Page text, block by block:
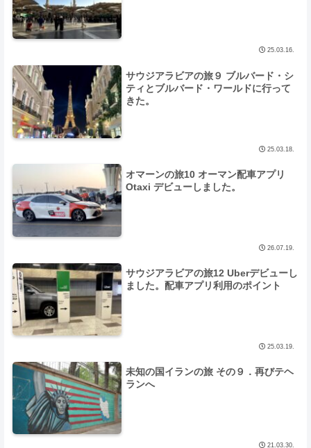
25.03.16.
サウジアラビアの旅９ ブルバード・シ
ティとブルバード・ワールドに行って
きた。
25.03.18.
オマーンの旅10 オーマン配車アプリ
Otaxi デビューしました。
26.07.19.
サウジアラビアの旅12 Uberデビューし
ました。配車アプリ利用のポイント
25.03.19.
未知の国イランの旅 その９．再びテヘ
ランへ
21.03.30.